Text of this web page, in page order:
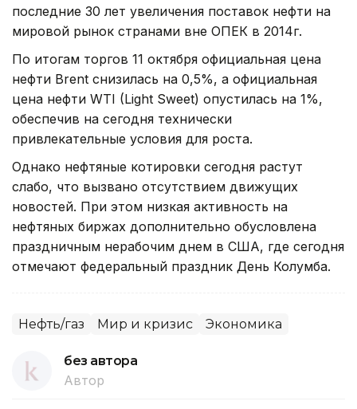
последние 30 лет увеличения поставок нефти на
мировой рынок странами вне ОПЕК в 2014г.
По итогам торгов 11 октября официальная цена
нефти Brent снизилась на 0,5%, а официальная
цена нефти WTI (Light Sweet) опустилась на 1%,
обеспечив на сегодня технически
привлекательные условия для роста.
Однако нефтяные котировки сегодня растут
слабо, что вызвано отсутствием движущих
новостей. При этом низкая активность на
нефтяных биржах дополнительно обусловлена
праздничным нерабочим днем в США, где сегодня
отмечают федеральный праздник День Колумба.
Нефть/газ Мир и кризис Экономика
без автора
Автор